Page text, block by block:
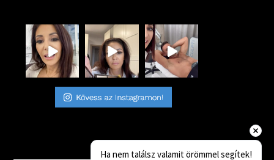
Ha nem találsz valamit örömmel segítek!